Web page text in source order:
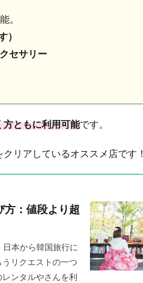
。
）
セサリー
方ともに利用可能です。
クリアしているオススメ店です！
方：値段より超
本から韓国旅行に
リクエストの一つ
ンタルやさんを利